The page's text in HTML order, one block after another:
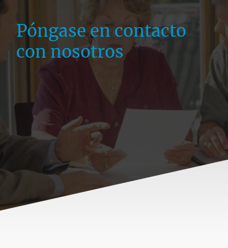
Póngase en contacto
con nosotros